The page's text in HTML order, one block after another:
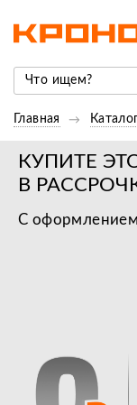
Главная
КУПИТЕ
В
С